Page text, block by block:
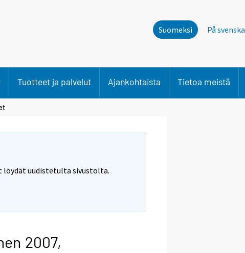
Suomeksi På svenska
Tuotteet ja palvelut Ajankohtaista Tietoa meistä
löydät uudistetulta sivustolta.
2007,